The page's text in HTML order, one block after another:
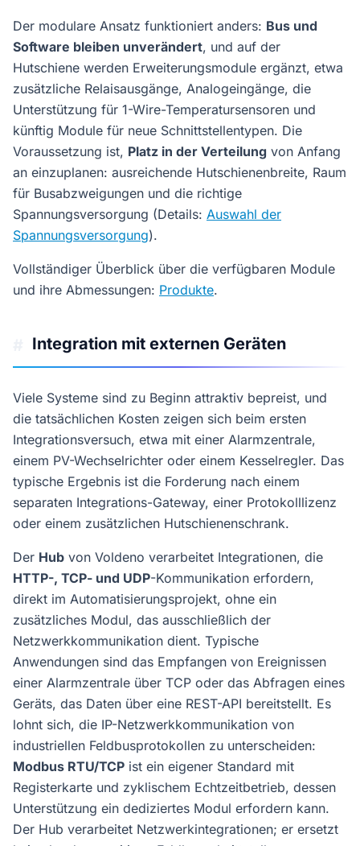
Der modulare Ansatz funktioniert anders: Bus und
Software bleiben unverändert, und auf der
Hutschiene werden Erweiterungsmodule ergänzt, etwa
zusätzliche Relaisausgänge, Analogeingänge, die
Unterstützung für 1-Wire-Temperatursensoren und
künftig Module für neue Schnittstellentypen. Die
Voraussetzung ist, Platz in der Verteilung von Anfang
an einzuplanen: ausreichende Hutschienenbreite, Raum
für Busabzweigungen und die richtige
Spannungsversorgung (Details: Auswahl der
Spannungsversorgung).
Vollständiger Überblick über die verfügbaren Module
und ihre Abmessungen: Produkte.
Integration mit externen Geräten
Viele Systeme sind zu Beginn attraktiv bepreist, und
die tatsächlichen Kosten zeigen sich beim ersten
Integrationsversuch, etwa mit einer Alarmzentrale,
einem PV-Wechselrichter oder einem Kesselregler. Das
typische Ergebnis ist die Forderung nach einem
separaten Integrations-Gateway, einer Protokolllizenz
oder einem zusätzlichen Hutschienenschrank.
Der Hub von Voldeno verarbeitet Integrationen, die
HTTP-, TCP- und UDP-Kommunikation erfordern,
direkt im Automatisierungsprojekt, ohne ein
zusätzliches Modul, das ausschließlich der
Netzwerkkommunikation dient. Typische
Anwendungen sind das Empfangen von Ereignissen
einer Alarmzentrale über TCP oder das Abfragen eines
Geräts, das Daten über eine REST-API bereitstellt. Es
lohnt sich, die IP-Netzwerkkommunikation von
industriellen Feldbusprotokollen zu unterscheiden:
Modbus RTU/TCP ist ein eigener Standard mit
Registerkarte und zyklischem Echtzeitbetrieb, dessen
Unterstützung ein dediziertes Modul erfordern kann.
Der Hub verarbeitet Netzwerkintegrationen; er ersetzt